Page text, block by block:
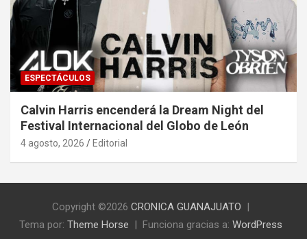
ESPECTÁCULOS
Calvin Harris encenderá la Dream Night del
Festival Internacional del Globo de León
4 agosto, 2026 Editorial
Copyright ©2026 CRONICA GUANAJUATO
Tema por: Theme Horse Funciona gracias a: WordPress